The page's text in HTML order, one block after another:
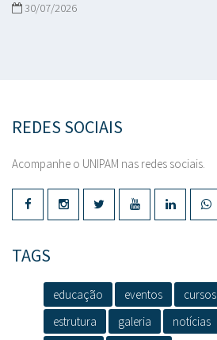
30/07/2026
REDES SOCIAIS
Acompanhe o UNIPAM nas redes sociais.
TAGS
educação eventos cursos
estrutura
galeria notícias